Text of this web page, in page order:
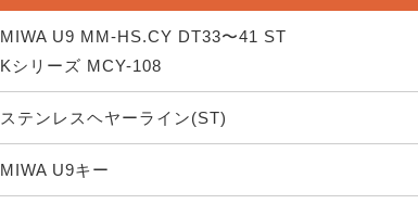
MIWA U9 MM-HS.CY DT33〜41 ST
Kシリーズ MCY-108
ステンレスヘヤーライン(ST)
MIWA U9キー